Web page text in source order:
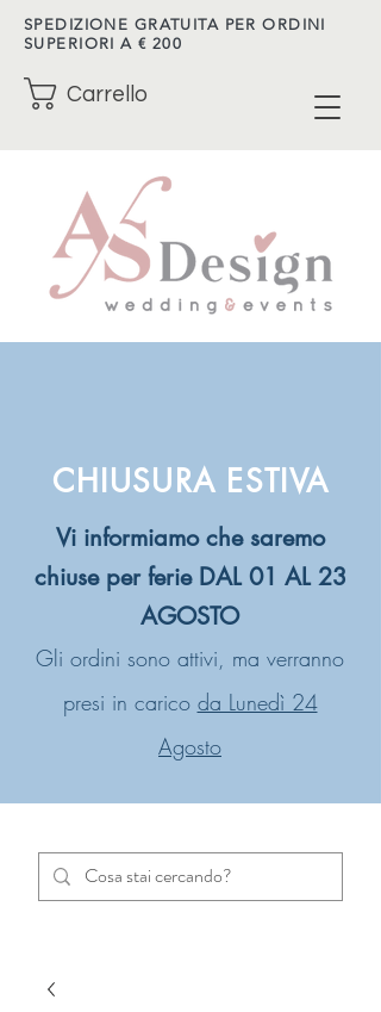
SPEDIZIONE GRATUITA PER ORDINI
SUPERIORI A € 200
Carrello
CHIUSURA ESTIVA
Vi informiamo che saremo
chiuse per ferie DAL 01 AL 23
AGOSTO
Gli ordini sono attivi, ma verranno
presi in carico da Lunedì 24
Agosto